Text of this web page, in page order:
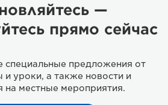
—
прямо сейчас
специальные предложения от
и уроки, а также новости и
на местные мероприятия.